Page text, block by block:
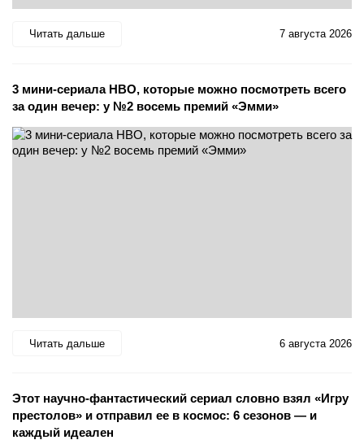
Читать дальше 7 августа 2026
3 мини-сериала HBO, которые можно посмотреть всего
за один вечер: у №2 восемь премий «Эмми»
Читать дальше 6 августа 2026
Этот научно-фантастический сериал словно взял «Игру
престолов» и отправил ее в космос: 6 сезонов — и
каждый идеален